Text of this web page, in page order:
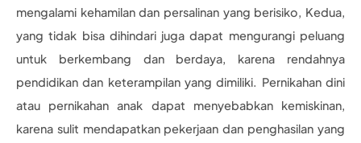
mengalami kehamilan dan persalinan yang berisiko, Kedua,
yang tidak bisa dihindari juga dapat mengurangi peluang
untuk berkembang dan berdaya, karena rendahnya
pendidikan dan keterampilan yang dimiliki. Pernikahan dini
atau pernikahan anak dapat menyebabkan kemiskinan,
karena sulit mendapatkan pekerjaan dan penghasilan yang